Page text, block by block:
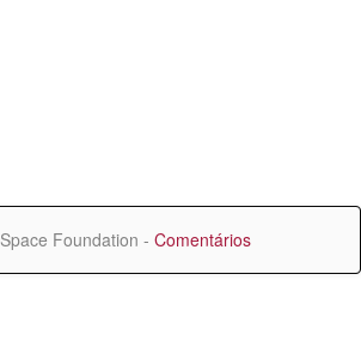
Foundation - Comentários